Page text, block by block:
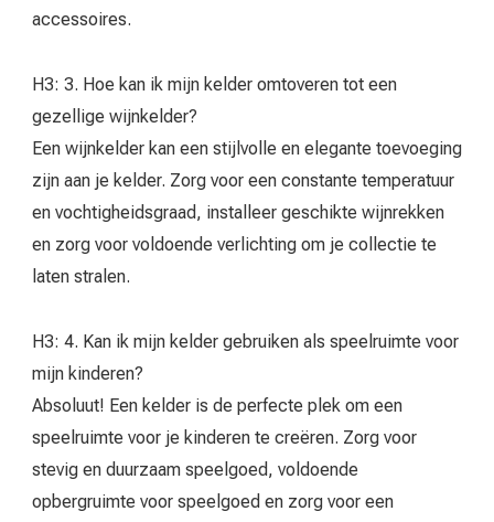
accessoires.
H3: 3. Hoe kan ik mijn kelder omtoveren tot een
gezellige wijnkelder?
Een wijnkelder kan een stijlvolle en elegante toevoeging
zijn aan je kelder. Zorg voor een constante temperatuur
en vochtigheidsgraad, installeer geschikte wijnrekken
en zorg voor voldoende verlichting om je collectie te
laten stralen.
H3: 4. Kan ik mijn kelder gebruiken als speelruimte voor
mijn kinderen?
Absoluut! Een kelder is de perfecte plek om een
speelruimte voor je kinderen te creëren. Zorg voor
stevig en duurzaam speelgoed, voldoende
opbergruimte voor speelgoed en zorg voor een